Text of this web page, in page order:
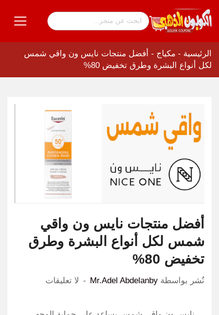
الرئيسية - مكياج - أفضل منتجات نايس ون واقي شمس
لكل أنواع البشرة وطرق تخفيض 80%
أفضل منتجات نايس ون واقي
شمس لكل أنواع البشرة وطرق
تخفيض 80%
نٌشر بواسطة Mr.Adel Abdelanby لا تعليقات